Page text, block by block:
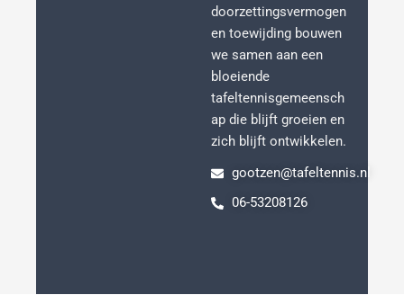
doorzettingsvermogen
en toewijding bouwen
we samen aan een
bloeiende
tafeltennisgemeensch
ap die blijft groeien en
zich blijft ontwikkelen.
gootzen@tafeltennis.nl
06-53208126